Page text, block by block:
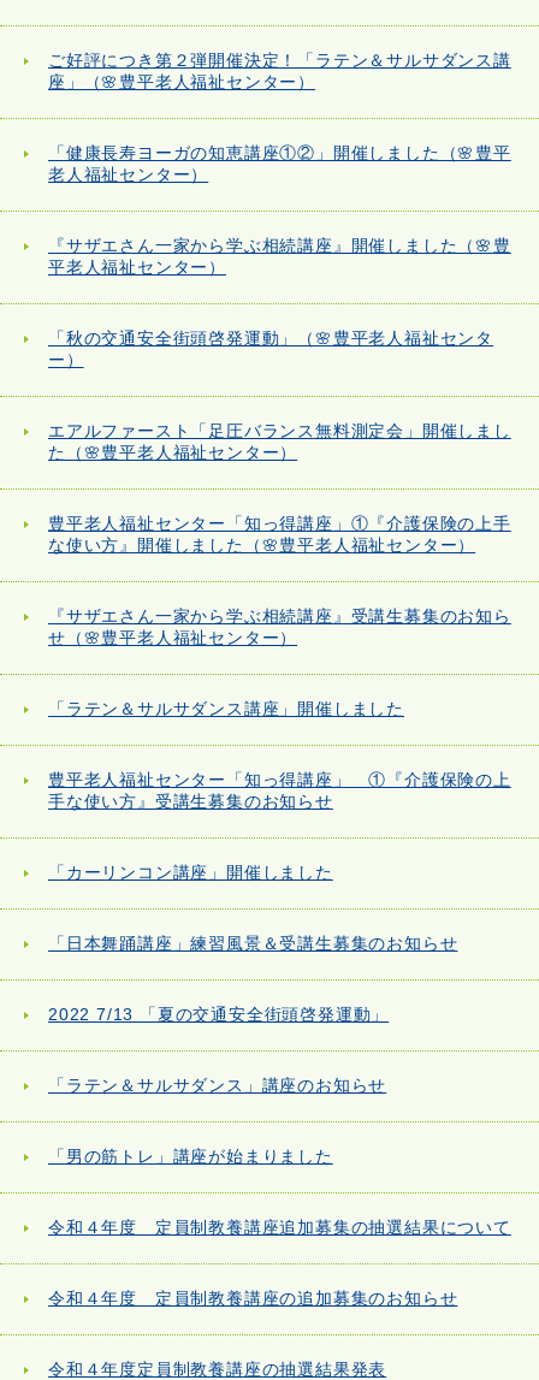
ご好評につき第２弾開催決定！「ラテン＆サルサダンス講
座」（🌸豊平老人福祉センター）
「健康長寿ヨーガの知恵講座①②」開催しました（🌸豊平
老人福祉センター）
『サザエさん一家から学ぶ相続講座』開催しました（🌸豊
平老人福祉センター）
「秋の交通安全街頭啓発運動」（🌸豊平老人福祉センタ
ー）
エアルファースト「足圧バランス無料測定会」開催しまし
た（🌸豊平老人福祉センター）
豊平老人福祉センター「知っ得講座」①『介護保険の上手
な使い方』開催しました（🌸豊平老人福祉センター）
『サザエさん一家から学ぶ相続講座』受講生募集のお知ら
せ（🌸豊平老人福祉センター）
「ラテン＆サルサダンス講座」開催しました
豊平老人福祉センター「知っ得講座」 ①『介護保険の上
手な使い方』受講生募集のお知らせ
「カーリンコン講座」開催しました
「日本舞踊講座」練習風景＆受講生募集のお知らせ
2022 7/13 「夏の交通安全街頭啓発運動」
「ラテン＆サルサダンス」講座のお知らせ
「男の筋トレ」講座が始まりました
令和４年度 定員制教養講座追加募集の抽選結果について
令和４年度 定員制教養講座の追加募集のお知らせ
令和４年度定員制教養講座の抽選結果発表